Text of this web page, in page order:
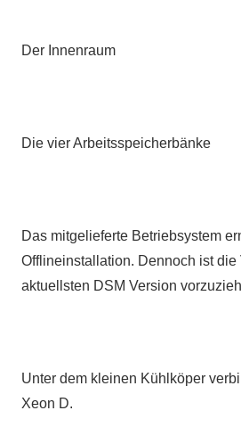
Der Innenraum
Die vier Arbeitsspeicherbänke
Das mitgelieferte Betriebsystem
Offlineinstallation. Dennoch ist die
aktuellsten DSM Version
Unter dem kleinen Kühlköper
Xeon D.